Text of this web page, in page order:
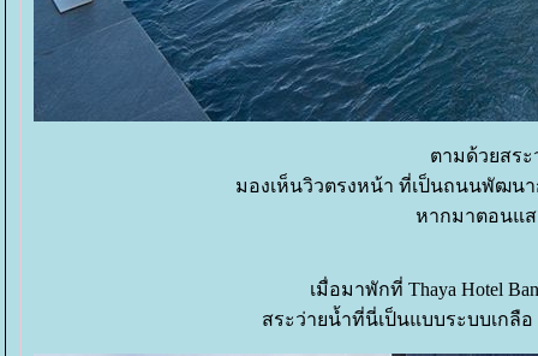
ตามด้วยสระ
มองเห็นวิวตรงหน้า ที่เป็นถนนพัฒน
หากมาตอนแ
เมื่อมาพักที่ Thaya Hotel
สระว่ายน้ำที่นี่เป็นแบบระบบเกลื